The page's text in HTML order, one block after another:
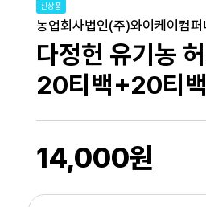
황기
꿀
신상품
농업회사법인(주)와이케이컴퍼
다정헌 유기농
20티백+20티백
14,000원